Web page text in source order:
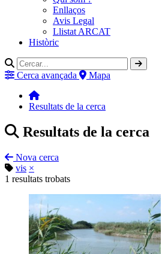
Enllaços
Avis Legal
Llistat ARCAT
Històric
Cerca avançada Mapa
Resultats de la cerca
Resultats de la cerca
Nova cerca
vis ×
1 resultats trobats